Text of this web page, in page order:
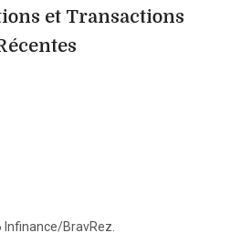
et Transactions
BravRez.